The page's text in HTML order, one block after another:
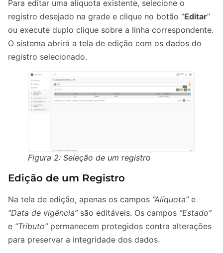
Para editar uma alíquota existente, selecione o
registro desejado na grade e clique no botão “Editar”
ou execute duplo clique sobre a linha correspondente.
O sistema abrirá a tela de edição com os dados do
registro selecionado.
Figura 2: Seleção de um registro
Edição de um Registro
Na tela de edição, apenas os campos “Alíquota”e
“Data de vigência”são editáveis. Os campos “Estado”
e “Tributo”permanecem protegidos contra alterações
para preservar a integridade dos dados.